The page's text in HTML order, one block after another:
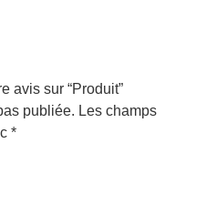
avis sur “Produit”
publiée. Les champs
*